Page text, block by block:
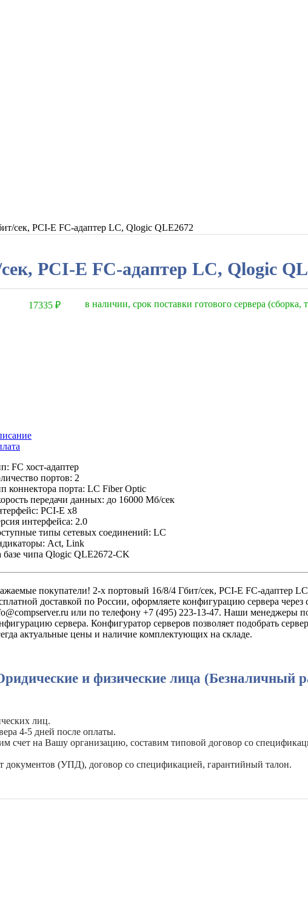
сек, PCI-E FC-адаптер LC, Qlogic QLE2672
PCI-E FC-адаптер LC, Qlogic
17335 ₽ в наличии, срок поставки готового сервера (сборка,
FC хост-адаптер
портов: 2
коннектора порта: LC Fiber Optic
передачи данных: до 16000 Мб/сек
PCI-E x8
интерфейса: 2.0
типы сетевых соединений: LC
Act, Link
базе чипа Qlogic QLE2672-CK
покупатели! 2-х портовый 16/8/4 Гбит/сек, PCI-E FC-адаптер
доставкой по России, оформляете конфигурацию сервера
или по телефону +7 (495) 223-13-47. Наши менеджеры
сервера. Конфигуратор серверов позволяет подобрать
актуальные цены и наличие комплектующих на складе.
и физические лица (Безналичный
лиц.
4-5 дней после оплаты.
счет на Вашу организацию, составим типовой договор со
(УПД), договор со спецификацией, гарантийный талон.